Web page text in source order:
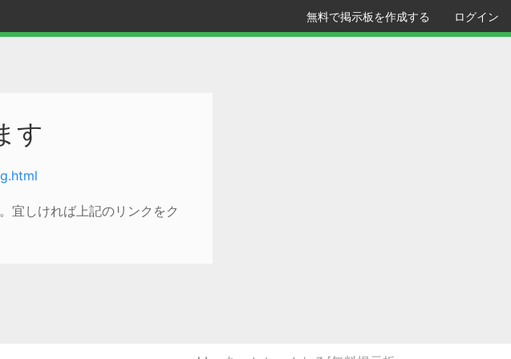
無料で掲示板を作成する ログイン
す
宜しければ上記のリンクをク